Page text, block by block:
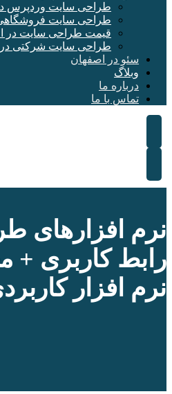
طراحی سایت وردپرس
طراحی سایت
قیمت طراحی سایت در
طراحی سایت شرکتی در
سئو در اصفهان
وبلاگ
درباره ما
تماس با ما
نرم افزارهای
نرم افزار